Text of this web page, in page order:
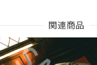
関連商品